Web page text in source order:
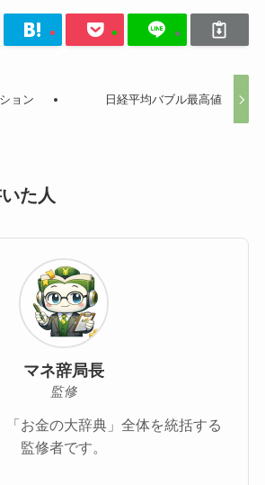
ョン 日経平均バブル最高値
た人
マネ辞局長
監修
「お金の大辞典」全体を統括する
監修者です。